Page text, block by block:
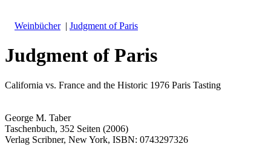
Weinbücher| Judgment of Paris
Judgment of Paris
California vs. France and the Historic 1976 Paris Tasting
George M. Taber
Taschenbuch, 352 Seiten (2006)
Verlag Scribner, New York, ISBN: 0743297326